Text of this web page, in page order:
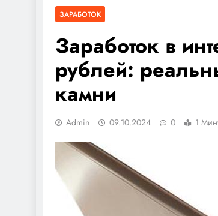
ЗАРАБОТОК
Заработок в
рублей:
камни
Admin 09.10.2024 0 1